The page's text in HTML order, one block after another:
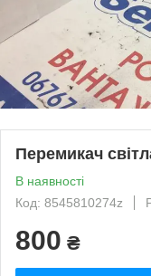
Перемикач
В наявності
Код: 8545810274z
800 ₴